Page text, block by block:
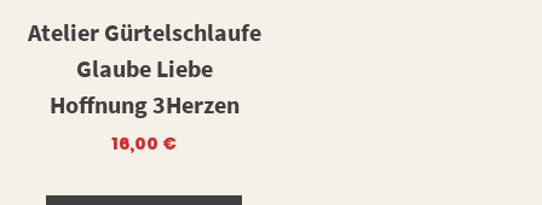
Atelier Gürtelschlaufe
Glaube Liebe
Hoffnung 3Herzen
16,00 €